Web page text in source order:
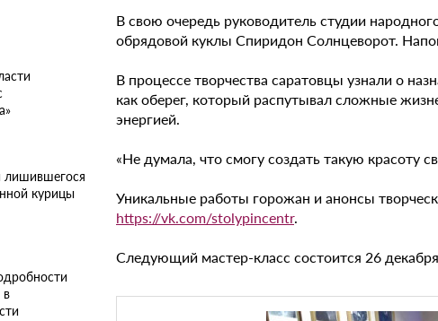
лишившегося
курицы
В свою очередь руководитель студии
обрядовой куклы Спиридон Солнцеворот.
В процессе творчества саратовцы узнали о
как оберег, который распутывал сложные
энергией.
«Не думала, что смогу создать такую красоту
Уникальные работы горожан и анонсы
https://vk.com/stolypincentr.
Следующий мастер-класс состоится 26